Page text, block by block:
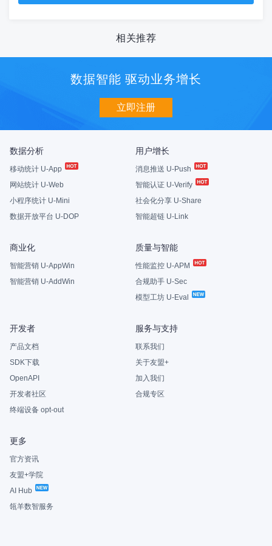
相关推荐
数据智能 驱动业务增长
立即注册
数据分析
移动统计 U-App
网站统计 U-Web
小程序统计 U-Mini
数据开放平台 U-DOP
用户增长
消息推送 U-Push
智能认证 U-Verify
社会化分享 U-Share
智能超链 U-Link
商业化
智能营销 U-AppWin
智能营销 U-AddWin
质量与智能
性能监控 U-APM
合规助手 U-Sec
模型工坊 U-Eval
开发者
产品文档
SDK下载
OpenAPI
开发者社区
终端设备 opt-out
服务与支持
联系我们
关于友盟+
加入我们
合规专区
更多
官方资讯
友盟+学院
AI Hub
瓴羊数智服务